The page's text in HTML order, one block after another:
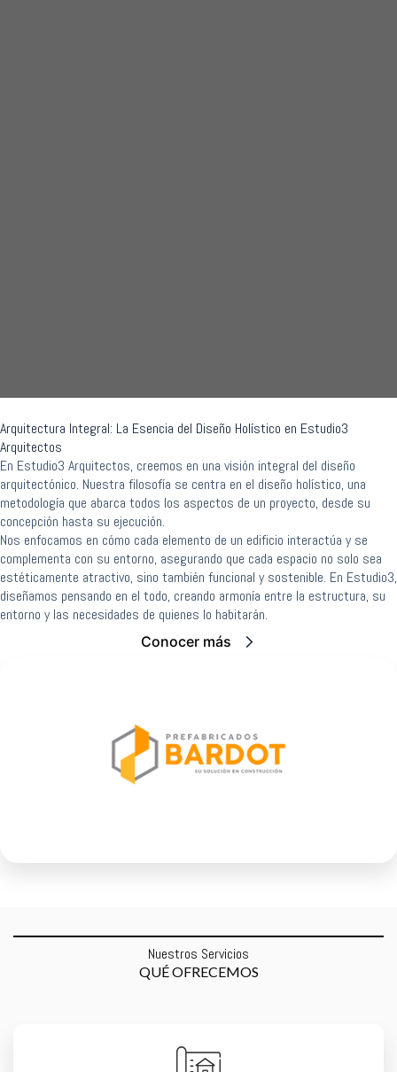
Arquitectura Integral: La Esencia del Diseño Holístico en Estudio3
Arquitectos
En Estudio3 Arquitectos, creemos en una visión integral del diseño
arquitectónico. Nuestra filosofía se centra en el diseño holístico, una
metodología que abarca todos los aspectos de un proyecto, desde su
concepción hasta su ejecución.
Nos enfocamos en cómo cada elemento de un edificio interactúa y se
complementa con su entorno, asegurando que cada espacio no solo sea
estéticamente atractivo, sino también funcional y sostenible. En Estudio3,
diseñamos pensando en el todo, creando armonía entre la estructura, su
entorno y las necesidades de quienes lo habitarán.
Conocer más
Nuestros Servicios
QUÉ OFRECEMOS